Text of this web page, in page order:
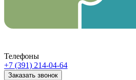
Телефоны
+7 (391) 214-04-64
Заказать звонок